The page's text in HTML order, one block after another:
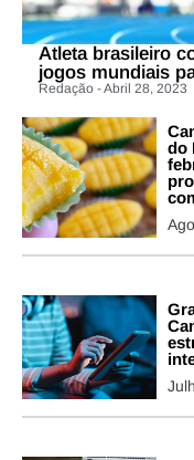
Atleta brasileiro
jogos mundiais
Redação - Abril 28, 2023
do